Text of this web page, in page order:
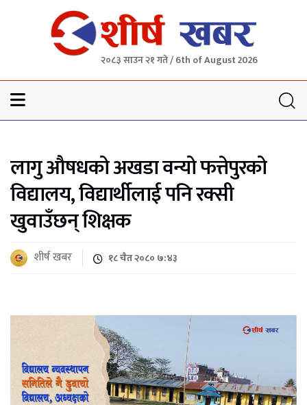
२०८३ साउन २१ गते / 6th of August 2026
लागु औषधको अखडा वन्यो फत्तेपुरको
विद्यालय, विद्यार्थीलाई पनि रक्सी
खुवाउँछन् शिक्षक
शीर्ष खबर १८ चैत २०८० ७:४३